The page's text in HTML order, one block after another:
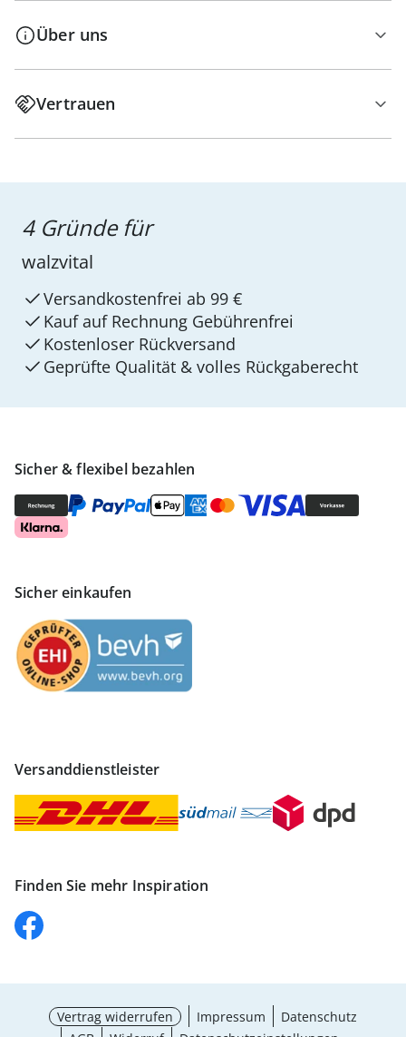
Über uns
Vertrauen
Sicher & flexibel bezahlen
Sicher einkaufen
Versanddienstleister
Finden Sie mehr Inspiration
4 Gründe für
walzvital
Versandkostenfrei ab 99 €
Kauf auf Rechnung Gebührenfrei
Kostenloser Rückversand
Geprüfte Qualität & volles Rückgaberecht
Vertrag widerrufen Impressum
Datenschutz